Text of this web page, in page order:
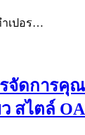
เปอร…
จัดการคุ
สไตล์